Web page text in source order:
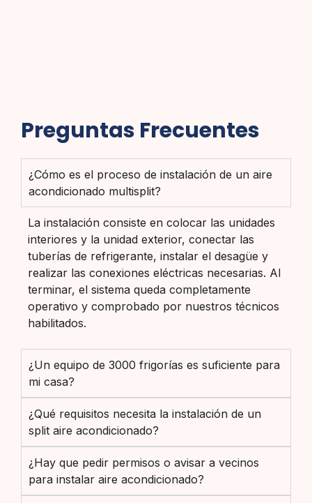
Preguntas Frecuentes
¿Cómo es el proceso de instalación de un aire
acondicionado multisplit?
La instalación consiste en colocar las unidades
interiores y la unidad exterior, conectar las
tuberías de refrigerante, instalar el desagüe y
realizar las conexiones eléctricas necesarias. Al
terminar, el sistema queda completamente
operativo y comprobado por nuestros técnicos
habilitados.
¿Un equipo de 3000 frigorías es suficiente para
mi casa?
¿Qué requisitos necesita la instalación de un
split aire acondicionado?
¿Hay que pedir permisos o avisar a vecinos
para instalar aire acondicionado?